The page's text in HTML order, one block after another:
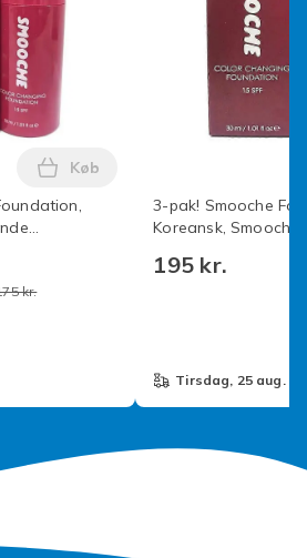
kr.
Læg Smooche Koreansk
Køb
3-pak! Smooche
Koreansk, Smooche
Langtidsholdbar,
195 kr.
tirsdag, 25 aug.